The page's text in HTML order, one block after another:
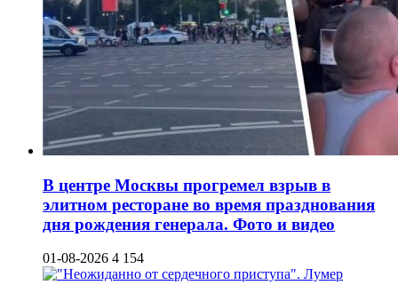
В центре Москвы прогремел взрыв в
элитном ресторане во время празднования
дня рождения генерала. Фото и видео
01-08-2026 4 154